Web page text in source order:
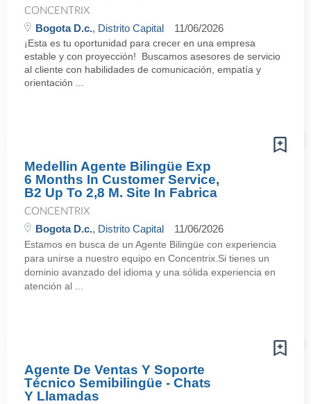
CONCENTRIX
Bogota D.c., Distrito Capital 11/06/2026
¡Esta es tu oportunidad para crecer en una empresa
estable y con proyección! Buscamos asesores de servicio
al cliente con habilidades de comunicación, empatía y
orientación ...
Medellin Agente Bilingüe Exp
6 Months In Customer Service,
B2 Up To 2,8 M. Site In Fabrica
CONCENTRIX
Bogota D.c., Distrito Capital 11/06/2026
Estamos en busca de un Agente Bilingüe con experiencia
para unirse a nuestro equipo en Concentrix.Si tienes un
dominio avanzado del idioma y una sólida experiencia en
atención al ...
Agente De Ventas Y Soporte
Técnico Semibilingüe - Chats
Y Llamadas